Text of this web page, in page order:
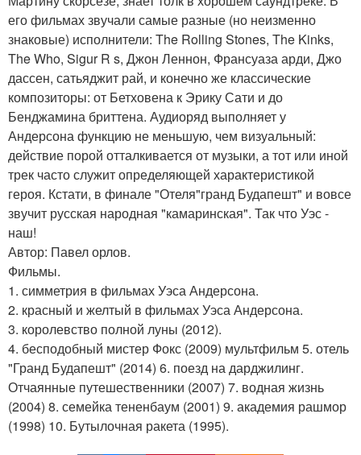
его фильмах звучали самые разные (но неизменно
знаковые) исполнители: The Rolling Stones, The Kinks,
The Who, Sigur R s, Джон Леннон, Франсуаза арди, Джо
дассен, сатьяджит рай, и конечно же классические
композиторы: от Бетховена к Эрику Сати и до
Бенджамина бриттена. Аудиоряд выполняет у
Андерсона функцию не меньшую, чем визуальный:
действие порой отталкивается от музыки, а тот или иной
трек часто служит определяющей характеристикой
героя. Кстати, в финале "Отеля"гранд Будапешт" и вовсе
звучит русская народная "камаринская". Так что Уэс -
наш!
Автор: Павел орлов.
Фильмы.
1. симметрия в фильмах Уэса Андерсона.
2. красный и желтый в фильмах Уэса Андерсона.
3. королевство полной луны (2012).
4. бесподобный мистер Фокс (2009) мультфильм 5. отель
"Гранд Будапешт" (2014) 6. поезд на дарджилинг.
Отчаянные путешественники (2007) 7. водная жизнь
(2004) 8. семейка тененбаум (2001) 9. академия рашмор
(1998) 10. Бутылочная ракета (1995).